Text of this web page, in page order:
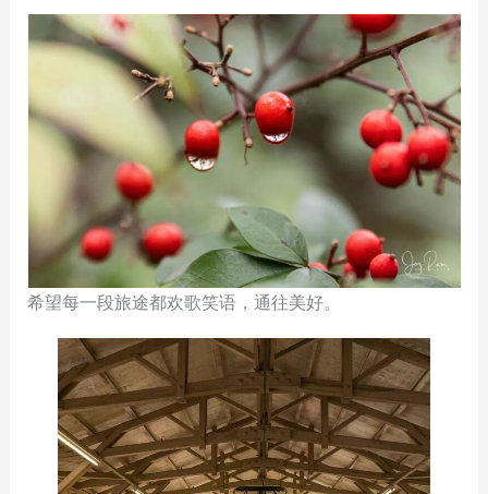
希望每一段旅途都欢歌笑语，通往美好。